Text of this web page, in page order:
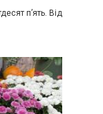
п’ять. Від